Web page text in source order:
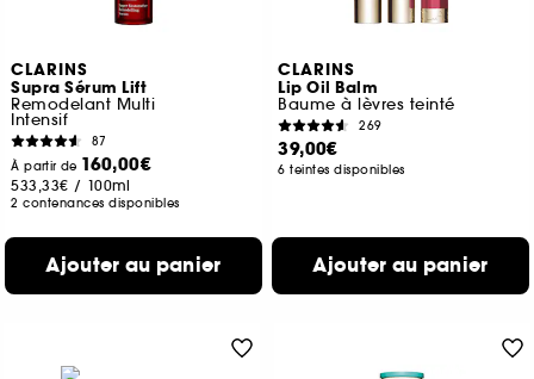
CLARINS
Supra Sérum Lift
Remodelant Multi
Intensif
87
À partir de 160,00€
533,33€ / 100ml
2 contenances disponibles
Ajouter au panier
CLARINS
Lip Oil Balm
Baume à lèvres teinté
269
39,00€
6 teintes disponibles
Ajouter au panier